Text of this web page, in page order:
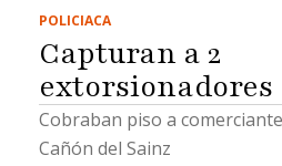
POLICIACA
Capturan a 2
extorsionadores
Cobraban piso a
Cañón del Sainz